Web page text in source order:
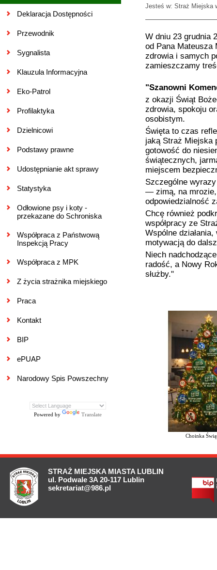
Deklaracja Dostępności
Przewodnik
Sygnalista
Klauzula Informacyjna
Eko-Patrol
Profilaktyka
Dzielnicowi
Podstawy prawne
Udostępnianie akt sprawy
Statystyka
Odłowione psy i koty -
przekazane do Schroniska
Współpraca z Państwową
Inspekcją Pracy
Współpraca z MPK
Z życia strażnika miejskiego
Praca
Kontakt
BIP
ePUAP
Narodowy Spis Powszechny
Powered by Translate
Jesteś w: Straż Miejska
W dniu 23 grudnia
od Pana Mateusza
zdrowia i samych
zamieszczamy
"Szanowni
z okazji Świąt
zdrowia, spokoju
osobistym.
Święta to czas
jaką Straż Miejska
gotowość do
świątecznych,
miejscem
Szczególne
— zimą, na mrozie,
odpowiedzialność
Chcę również
współpracy ze
Wspólne
motywacją do
Niech
radość, a Nowy
służby."
Choinka
STRAŻ MIEJSKA MIASTA LUBLIN
ul. Podwale 3A 20-117 Lublin
sekretariat@986.pl